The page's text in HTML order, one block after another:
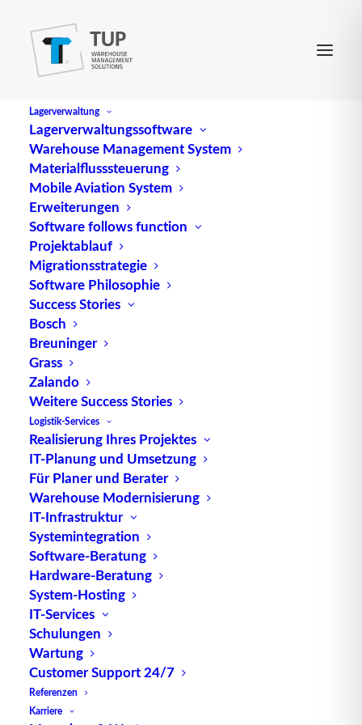
Lagerverwaltung
Lagerverwaltungssoftware
Warehouse Management System
Materialflusssteuerung
Mobile Aviation System
Erweiterungen
Software follows function
Projektablauf
Migrationsstrategie
Software Philosophie
Success Stories
Bosch
Breuninger
Grass
Zalando
Weitere Success Stories
Logistik-Services
Realisierung Ihres Projektes
IT-Planung und Umsetzung
Für Planer und Berater
Warehouse Modernisierung
IT-Infrastruktur
Systemintegration
Software-Beratung
Hardware-Beratung
System-Hosting
IT-Services
Schulungen
Wartung
Customer Support 24/7
Referenzen
Karriere
Pick-by-Voice
Pick-by-Voice, auch Pick-to-Voice ist eine
erweiterte Form der beleglosen
Auch beim Pick-by-Voice kommt ein Gerät zur
mobilen Datenerfassung (MDE
Eingaben und Anweisungen des
erfolgen jedoch mittels Spracherkennung und
Sprachausgabe. Es sind keine Displays,
Handscanneroder Eingabeterminals erforderlich.
Die Lagerfachkraft trägt lediglich ein MDE am
Gürtel, das mit einem Headset (Kopfhörer und
Mikrofon) verbunden ist.
Die Vor- und Nachteile von Pick-
by-Voice
DerVorteil